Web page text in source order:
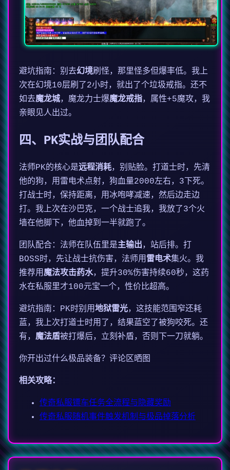
避坑指南：别去幻境刷怪，那里怪多但爆率低。我上
次在幻境10层刷了2小时，就出了个垃圾戒指。还不
如去魔龙城，魔龙力士爆魔龙戒指，属性+5魔攻，我
亲眼见人出过。
四、PK实战与团队配合
法师PK的核心是远程消耗，别贴脸。打道士时，先清
他的狗，用雷电术点射，狗血量2000左右，3下死。
打战士时，保持距离，用冰咆哮减速，然后边走边
打。我上次在沙巴克，一个战士追我，我放了3个火
墙在他脚下，他血掉到一半就跑了。
团队配合：法师在队伍里是主输出，站后排。打
BOSS时，先让战士抗伤害，法师用 雷电术集火。我
推荐用魔法攻击药水，提升30%伤害持续60秒，这药
水在私服里才100元宝一个，性价比超高。
避坑指南：PK时别用地狱雷光，这技能范围窄还耗
蓝，我上次打道士时用了，结果蓝空了被狗咬死。还
有， 魔法盾被打爆后，立刻补盾，否则下一刀就躺。
你开出过什么极品装备？评论区晒图
相关攻略：
传奇私服镖车任务全流程与隐藏奖励
传奇私服随机事件触发机制与极品掉落分析